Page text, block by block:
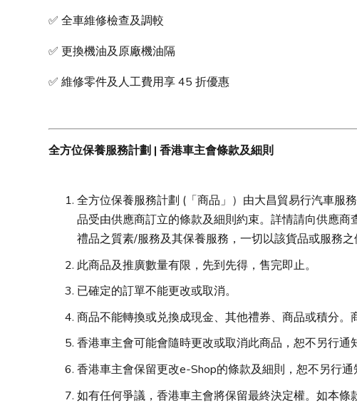
✅ 全車維修檢查及調較
✅ 更換機油及原廠機油隔
✅ 維修零件及人工費用享 45 折優惠
全方位保養服務計劃 | 香港車主會條款及細則
全方位保養服務計劃 (「商品」）由大昌貿易行汽車服
品受由供應商訂立的條款及細則約束。詳情請向供應
禮品之質素/服務及其保養服務，一切以該貨品或服務之
此商品及推廣數量有限，先到先得，售完即止。
已確定的訂單不能更改或取消。
商品不能轉換或兑換成現金、其他禮券、商品或積分。
香港車主會可能會隨時更改或取消此商品，恕不另行通
香港車主會保留更改e-Shop的條款及細則，恕不另行通
如有任何爭議，香港車主會將保留最終決定權。如本